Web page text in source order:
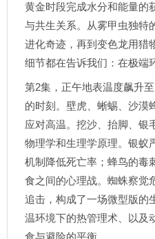
黄金时段完成水分和能量的
与共生关系。从雾甲虫独特
进化奇迹，再到变色龙用猎
细节都在告诉我们：在极端
第2集，正午地表温度飙升
的时刻。壁虎、蜥蜴、沙漠
应对高温。挖沙、抬脚、银
物理学和生理学原理。银蚁
机制降低死亡率；蜂鸟的毒
食之间的心理战。蜘蛛察觉
追击，构成了一场微型版的
温环境下的热管理术、以及
食与避险的平衡。